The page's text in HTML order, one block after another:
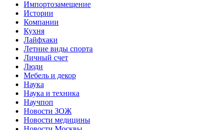
Импортозамещение
Истории
Компании
Кухня
Лайфхаки
Летние виды спорта
Личный счет
Люди
Мебель и декор
Наука
Наука и техника
Научпоп
Новости ЗОЖ
Новости медицины